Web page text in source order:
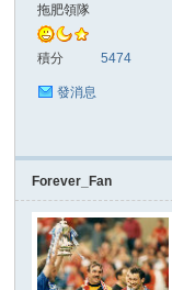
拖肥領隊
積分 5474
發消息
Forever_Fan